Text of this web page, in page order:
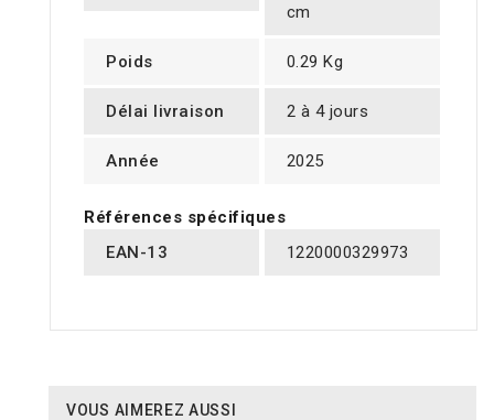
cm
Poids 0.29 Kg
Délai livraison 2 à 4 jours
Année 2025
Références spécifiques
EAN-13
1220000329973
VOUS AIMEREZ AUSSI